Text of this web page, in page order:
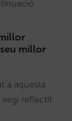
millor
a aquesta
vegi reflectit